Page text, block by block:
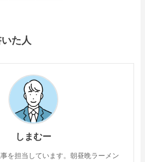
た人
しまむー
を担当しています。朝昼晩ラーメン